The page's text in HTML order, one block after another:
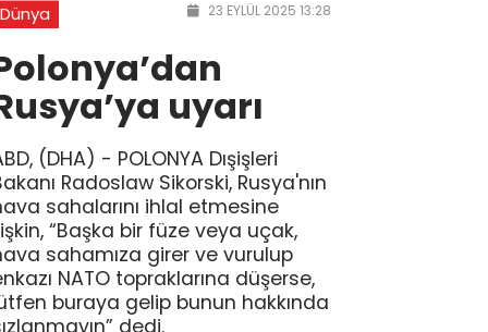
Dünya 23 EYLÜL 2025 13:28
uyarı
(DHA) - POLONYA Dışişleri
Radoslaw Sikorski, Rusya'nın
sahalarını ihlal etmesine
“Başka bir füze veya uçak,
sahamıza girer ve vurulup
NATO topraklarına düşerse,
buraya gelip bunun hakkında
dedi.